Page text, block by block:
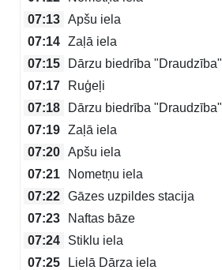
07:13 Apšu iela
07:14 Zaļā iela
07:15
Dārzu biedrība "Draudzība"
07:17
Ruģeļi
07:18
Dārzu biedrība "Draudzība"
07:19 Zaļā iela
07:20 Apšu iela
07:21
Nometņu iela
07:22 Gāzes uzpildes stacija
07:23
Naftas bāze
07:24
Stiklu iela
07:25
Lielā Dārza iela